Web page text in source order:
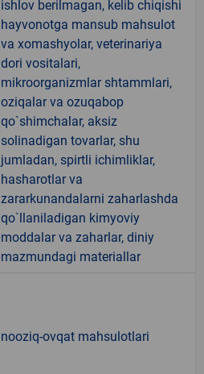
ishlov berilmagan, kelib chiqishi
hayvonotga mansub mahsulot
va xomashyolar, veterinariya
dori vositalari,
mikroorganizmlar shtammlari,
oziqalar va ozuqabop
qo`shimchalar, aksiz
solinadigan tovarlar, shu
jumladan, spirtli ichimliklar,
hasharotlar va
zararkunandalarni zaharlashda
qo`llaniladigan kimyoviy
moddalar va zaharlar, diniy
mazmundagi materiallar
nooziq-ovqat mahsulotlari